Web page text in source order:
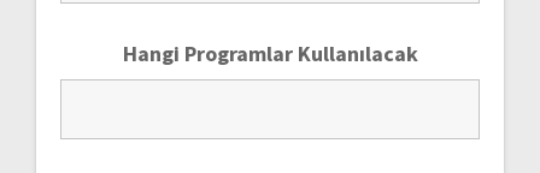
Hangi Programlar Kullanılacak